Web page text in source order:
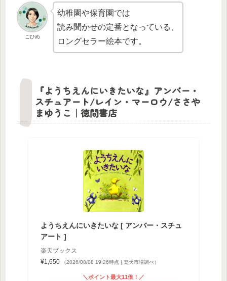
こひめ
幼稚園や保育園では
読み聞かせの定番となっている、
ロングセラー絵本です。
『ようちえんにいきたいな』アンバー・
スチュアート/レイン・マーロウ/ささや
まゆうこ｜徳間書店
ようちえんにいきたいな [ アンバー・スチュ
アート ]
楽天ブックス
¥1,650
（2026/08/08 19:26時点 | 楽天市場調べ）
＼ポイント最大11倍！／